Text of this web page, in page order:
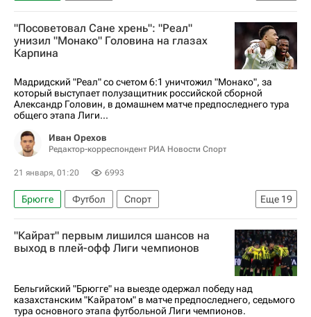
Лига чемпионов УЕФА 2026-2027
Анонсы и трансляции матчей
Спорт
Олимпик (Марсель)
"Посоветовал Сане хрень": "Реал"
унизил "Монако" Головина на глазах
Карпина
Мадридский "Реал" со счетом 6:1 уничтожил "Монако", за
который выступает полузащитник российской сборной
Александр Головин, в домашнем матче предпоследнего тура
общего этапа Лиги...
Иван Орехов
Редактор-корреспондент РИА Новости Спорт
21 января, 01:20 6993
Еще 19
Брюгге Футбол
Спорт
Авторы РИА Новости Спорт
Материалы РИА Спорт
Реал Мадрид
Александр Головин
Килиан Мбаппе
Винисиус Жуниор
"Кайрат" первым лишился шансов на
выход в плей-офф Лиги чемпионов
Бельгийский "Брюгге" на выезде одержал победу над
казахстанским "Кайратом" в матче предпоследнего, седьмого
тура основного этапа футбольной Лиги чемпионов.